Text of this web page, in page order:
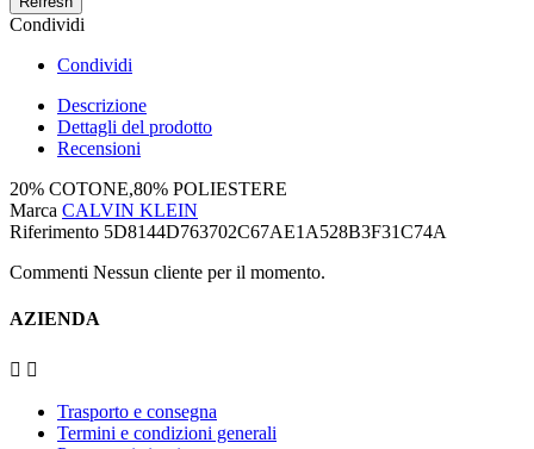
Condividi
Condividi
Descrizione
Dettagli del prodotto
Recensioni
20% COTONE,80% POLIESTERE
Marca CALVIN KLEIN
Riferimento 5D8144D763702C67AE1A528B3F31C74A
Commenti Nessun cliente per il momento.
AZIENDA
 
Trasporto e consegna
Termini e condizioni generali